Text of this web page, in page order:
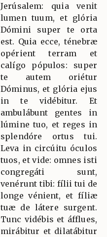
Jerúsalem: quia venit
lumen tuum, et glória
Dómini super te orta
est. Quia ecce, ténebræ
opérient terram et
calígo pópulos: super
te autem oriétur
Dóminus, et glória ejus
in te vidébitur. Et
ambulábunt gentes in
lúmine tuo, et reges in
splendóre ortus tui.
Leva in circúitu óculos
tuos, et vide: omnes isti
congregáti sunt,
venérunt tibi: fílii tui de
longe vénient, et fíliæ
tuæ de látere surgent.
Tunc vidébis et áfflues,
mirábitur et dilatábitur